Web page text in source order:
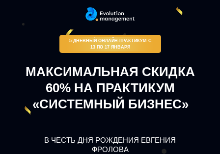
В ЧЕСТЬ ДНЯ РОЖДЕНИЯ ЕВГЕНИЯ
ФРОЛОВА
5-ДНЕВНЫЙ ОНЛАЙН-ПРАКТИКУМ С
13 ПО 17 ЯНВАРЯ
МАКСИМАЛЬНАЯ СКИДКА
60% НА ПРАКТИКУМ
«СИСТЕМНЫЙ БИЗНЕС»